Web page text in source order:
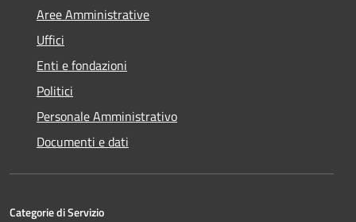
Aree Amministrative
Uffici
Enti e fondazioni
Politici
Personale Amministrativo
Documenti e dati
Categorie di Servizio